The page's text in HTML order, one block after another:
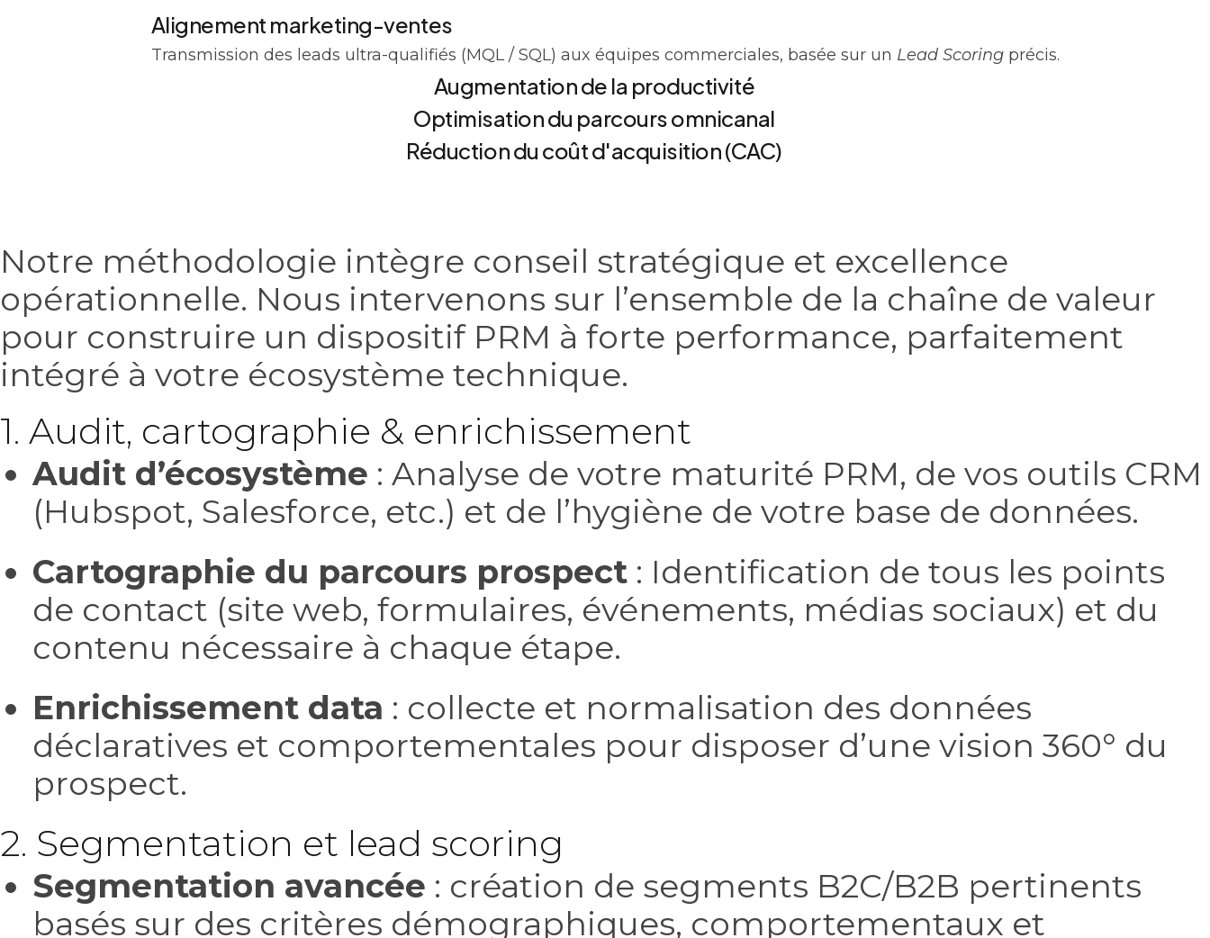
Alignement marketing-ventes
Transmission des leads ultra-qualifiés (MQL / SQL) aux équipes commerciales, basée sur un Lead Scoringprécis.
Augmentation de la productivité
Optimisation du parcours omnicanal
Réduction du coût d'acquisition (CAC)
Notre méthodologie intègre conseil stratégique et excellence
opérationnelle. Nous intervenons sur l’ensemble de la chaîne de valeur
pour construire un dispositif PRM à forte performance, parfaitement
intégré à votre écosystème technique.
1. Audit, cartographie & enrichissement
Audit d’écosystème : Analyse de votre maturité PRM, de vos outils CRM
(Hubspot, Salesforce, etc.) et de l’hygiène de votre base de données.
Cartographie du parcours prospect : Identification de tous les points
de contact (site web, formulaires, événements, médias sociaux) et du
contenu nécessaire à chaque étape.
Enrichissement data : collecte et normalisation des données
déclaratives et comportementales pour disposer d’une vision 360° du
prospect.
2. Segmentation et lead scoring
Segmentation avancée : création de segments B2C/B2B pertinents
basés sur des critères démographiques, comportementaux et